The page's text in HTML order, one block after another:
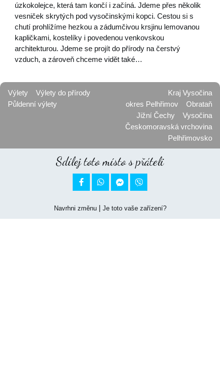
úzkokolejce, která tam končí i začíná. Jdeme přes několik
vesniček skrytých pod vysočinskými kopci. Cestou si s
chutí prohlížíme hezkou a zádumčivou krsjinu lemovanou
kapličkami, kostelíky i povedenou venkovskou
architekturou. Jdeme se projít do přírody na čerstvý
vzduch, a zároveň chceme vidět také…
Výlety
Výlety do přírody
Půldenní výlety
Kraj Vysočina
okres Pelhřimov
Obrataň
Jižní Čechy
Vysočina
Českomoravská vrchovina
Pelhřimovsko
Sdílej toto místo s přáteli
 
Navrhni změnu| Je toto vaše zařízení?